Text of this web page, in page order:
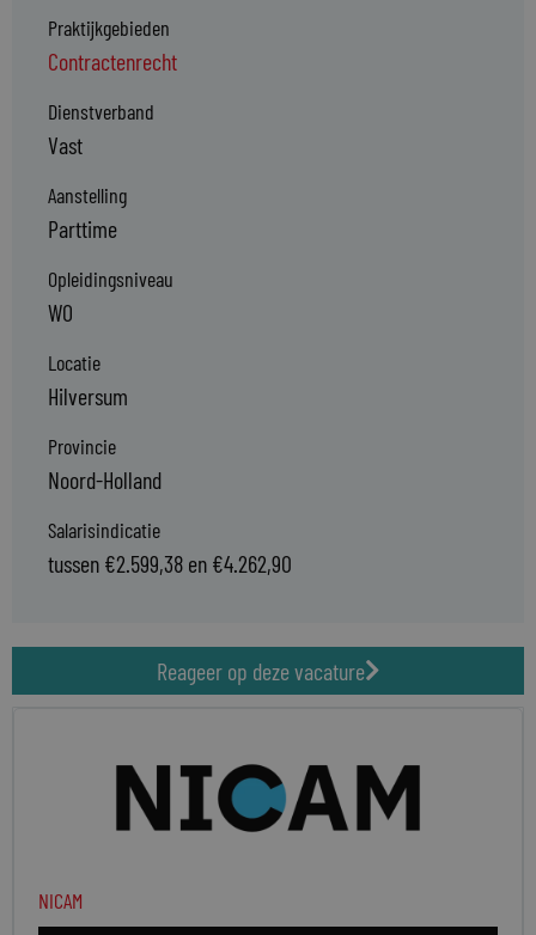
Praktijkgebieden
Contractenrecht
Dienstverband
Vast
Aanstelling
Parttime
Opleidingsniveau
WO
Locatie
Hilversum
Provincie
Noord-Holland
Salarisindicatie
tussen €2.599,38 en €4.262,90
Reageer op deze vacature
NICAM